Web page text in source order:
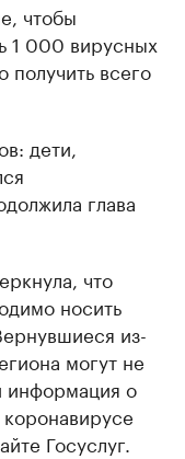
чтобы
1 000 вирусных
получить всего
дети,
глава
что
носить
из-
могут не
информация о
Госуслуг.